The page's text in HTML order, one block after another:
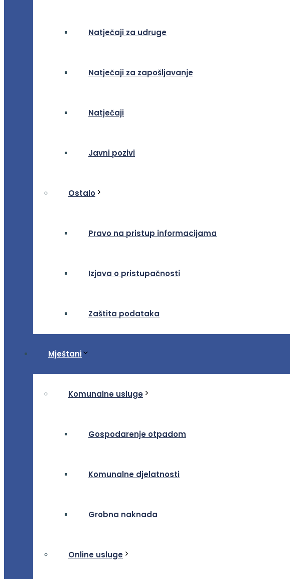
Natječaji za udruge
Natječaji za zapošljavanje
Natječaji
Javni pozivi
Ostalo
Pravo na pristup informacijama
Izjava o pristupačnosti
Zaštita podataka
Mještani
Komunalne usluge
Gospodarenje otpadom
Komunalne djelatnosti
Grobna naknada
Online usluge